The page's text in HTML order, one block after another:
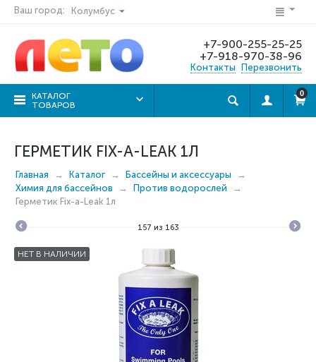
Ваш город: Колумбус
+7-900-255-25-25
+7-918-970-38-96
Контакты Перезвонить
КАТАЛОГ
ТОВАРОВ
0
ГЕРМЕТИК FIX-A-LEAK 1Л
Главная Каталог
Бассейны и аксессуары
Химия для бассейнов
Против водорослей
Герметик Fix-a-Leak 1л
157 из 163
НЕТ В НАЛИЧИИ